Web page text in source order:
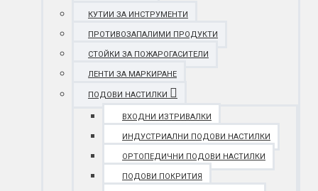
КУТИИ ЗА ИНСТРУМЕНТИ
ПРОТИВОЗАПАЛИМИ ПРОДУКТИ
СТОЙКИ ЗА ПОЖАРОГАСИТЕЛИ
ЛЕНТИ ЗА МАРКИРАНЕ
ПОДОВИ НАСТИЛКИ
ВХОДНИ ИЗТРИВАЛКИ
ИНДУСТРИАЛНИ ПОДОВИ НАСТИЛКИ
ОРТОПЕДИЧНИ ПОДОВИ НАСТИЛКИ
ПОДОВИ ПОКРИТИЯ